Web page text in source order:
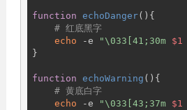
function echoDanger(){
# 红底黑字
echo -e "\033[41;30m $1
}
function echoWarning (){
# 黄底白字
echo -e "\033[43;37m $1